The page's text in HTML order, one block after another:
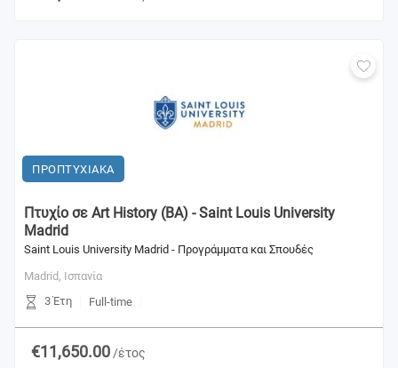
ΠΡΟΠΤΥΧΙΑΚΑ
Πτυχίο σε Art History (BA) - Saint Louis University
Madrid
Saint Louis University Madrid - Προγράμματα και Σπουδές
Madrid, Ισπανία
3 Έτη
Full-time
€11,650.00 /έτος